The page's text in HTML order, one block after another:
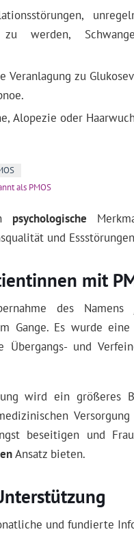
werden,
Veranlagung zu
Alopezie oder
psychologische
und
mit
des Namens
Es wurde eine
und
wird ein größeres
beseitigen und
Ansatz bieten.
und fundierte